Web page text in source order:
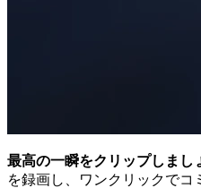
最高の一瞬をクリップしまし
を録画し、ワンクリックでコ